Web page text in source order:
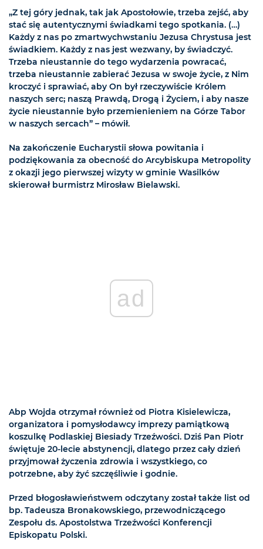
„Z tej góry jednak, tak jak Apostołowie, trzeba zejść, aby
stać się autentycznymi świadkami tego spotkania. (…)
Każdy z nas po zmartwychwstaniu Jezusa Chrystusa jest
świadkiem. Każdy z nas jest wezwany, by świadczyć.
Trzeba nieustannie do tego wydarzenia powracać,
trzeba nieustannie zabierać Jezusa w swoje życie, z Nim
kroczyć i sprawiać, aby On był rzeczywiście Królem
naszych serc; naszą Prawdą, Drogą i Życiem, i aby nasze
życie nieustannie było przemienieniem na Górze Tabor
w naszych sercach” – mówił.
Na zakończenie Eucharystii słowa powitania i
podziękowania za obecność do Arcybiskupa Metropolity
z okazji jego pierwszej wizyty w gminie Wasilków
skierował burmistrz Mirosław Bielawski.
ad
Abp Wojda otrzymał również od Piotra Kisielewicza,
organizatora i pomysłodawcy imprezy pamiątkową
koszulkę Podlaskiej Biesiady Trzeźwości. Dziś Pan Piotr
świętuje 20-lecie abstynencji, dlatego przez cały dzień
przyjmował życzenia zdrowia i wszystkiego, co
potrzebne, aby żyć szczęśliwie i godnie.
Przed błogosławieństwem odczytany został także list od
bp. Tadeusza Bronakowskiego, przewodniczącego
Zespołu ds. Apostolstwa Trzeźwości Konferencji
Episkopatu Polski.